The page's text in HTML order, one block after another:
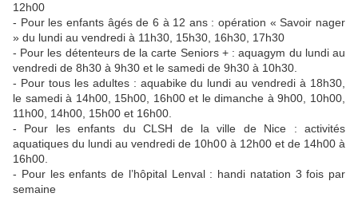
12h00
- Pour les enfants âgés de 6 à 12 ans : opération « Savoir nager
» du lundi au vendredi à 11h30, 15h30, 16h30, 17h30
- Pour les détenteurs de la carte Seniors + : aquagym du lundi au
vendredi de 8h30 à 9h30 et le samedi de 9h30 à 10h30.
- Pour tous les adultes : aquabike du lundi au vendredi à 18h30,
le samedi à 14h00, 15h00, 16h00 et le dimanche à 9h00, 10h00,
11h00, 14h00, 15h00 et 16h00.
- Pour les enfants du CLSH de la ville de Nice : activités
aquatiques du lundi au vendredi de 10h00 à 12h00 et de 14h00 à
16h00.
- Pour les enfants de l’hôpital Lenval : handi natation 3 fois par
semaine